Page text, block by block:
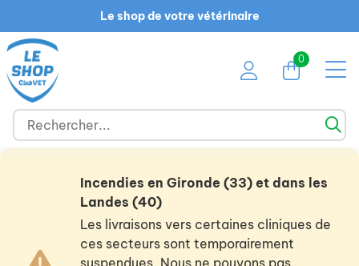
Le shop de votre vétérinaire
0
Incendies en Gironde (33) et dans les
Landes (40)
Les livraisons vers certaines cliniques de
ces secteurs sont temporairement
suspendues. Nous ne pouvons pas